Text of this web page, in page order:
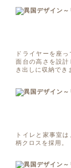
ドライヤーを座
面台の高さを設計
き出しに収納でき
トイレと家事室
柄クロスを採用。